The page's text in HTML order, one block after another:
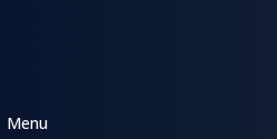
Menu